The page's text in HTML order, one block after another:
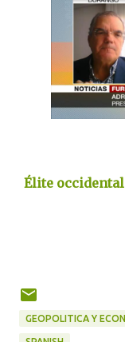
Élite
GEOPOLITICA Y